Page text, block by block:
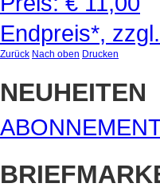
Endpreis*,
Zurück Nach oben Drucken
NEUHEITEN